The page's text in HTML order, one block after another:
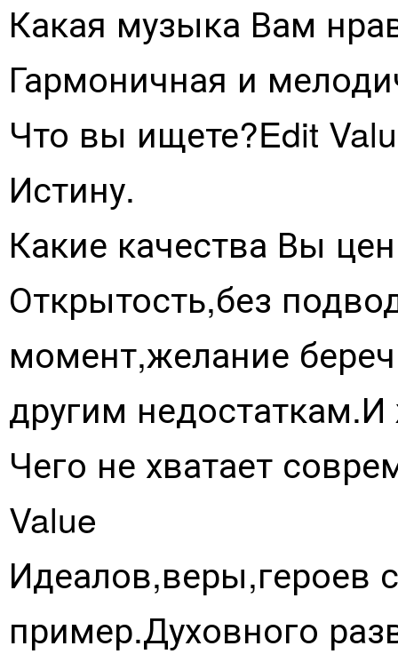
Какая музыка Вам
Гармоничная и
Что вы ищете?Edit
Истину.
Какие качества Вы
Открытость,без
момент,желание
другим
Чего не хватает
Value
Идеалов,веры,героев
пример.Духовного